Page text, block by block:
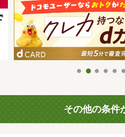
その他の条件